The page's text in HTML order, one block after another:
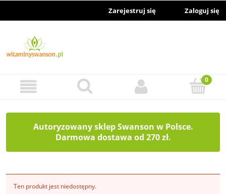
Zarejestruj się Zaloguj się
Autoryzowany sklep Swanson w Polsce.
Darmowa dostawa od 270 zł.
Ten produkt jest niedostępny.